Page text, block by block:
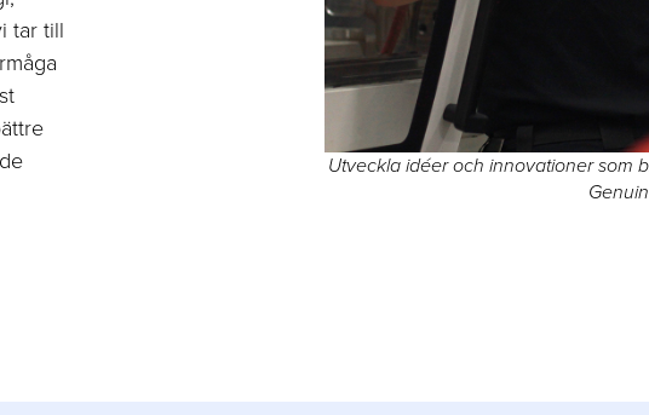
tar till
Utveckla idéer och innovationer som